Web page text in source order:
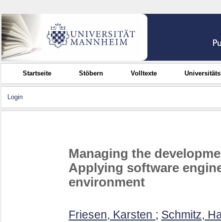
Startseite Stöbern Volltexte
Login
Managing the
Applying software
environment
Friesen, Karsten ; Schmitz,